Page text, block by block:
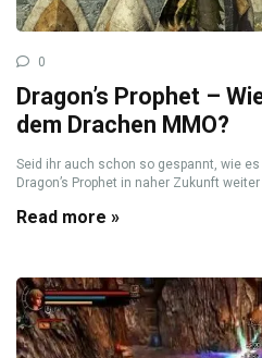
0
Dragon’s Prophet –
dem Drachen MMO?
Seid ihr auch schon so gespannt, wie
Dragon’s Prophet in naher Zukunft weiter
Read more »